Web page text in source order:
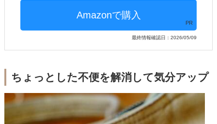
PR
最終情報確認日：2026/05/09
ちょっとした不便を解消して気分アップ